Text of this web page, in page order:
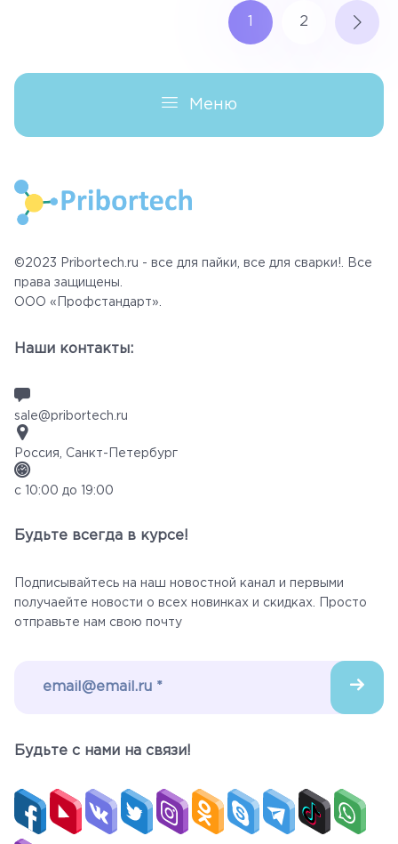
2
Меню
©2023 Pribortech.ru - все для пайки, все для сварки!. Все
права защищены.
ООО «Профстандарт».
Наши контакты:
sale@pribortech.ru
Россия, Санкт-Петербург
с 10:00 до 19:00
Будьте всегда в курсе!
Подписывайтесь на наш новостной канал и первыми
получаейте новости о всех новинках и скидках. Просто
отправьте нам свою почту
Будьте c нами на связи!